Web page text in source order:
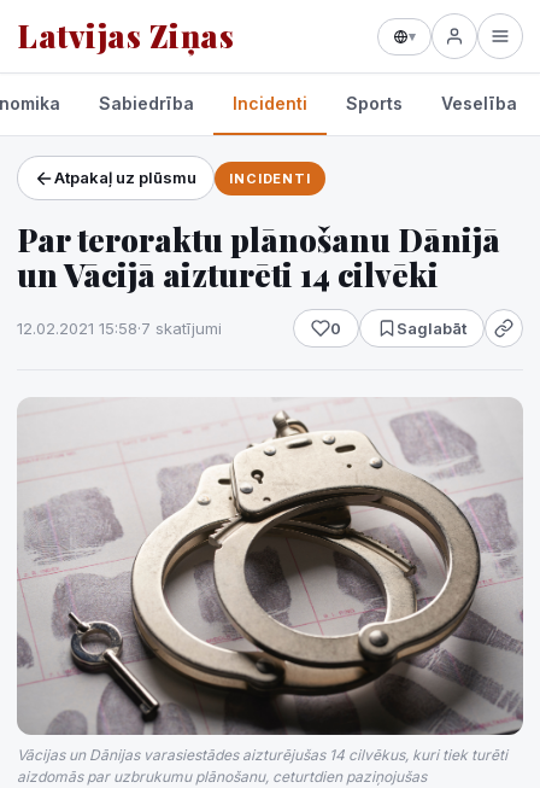
Latvijas Ziņas ▾
Projekti un pakalpojumi
Laikapstākļi
Sabiedrība Incidenti Sports Veselība
Atpakaļ uz plūsmu INCIDENTI
Par teroraktu plānošanu Dānijā
un Vācijā aizturēti 14 cilvēki
12.02.2021 15:58·7 skatījumi 0 Saglabāt
Vācijas un Dānijas varasiestādes aizturējušas 14 cilvēkus, kuri tiek turēti
aizdomās par uzbrukumu plānošanu, ceturtdien paziņojušas